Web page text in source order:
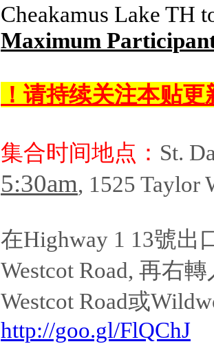
Cheakamus Lake TH
Maximum
！请持续关注本贴更
集合时间地点： St.
5:30am, 1525 Taylor
在Highway 1 13號出
Westcot Road, 再右
Westcot Road或
http://goo.gl/FlQChJ